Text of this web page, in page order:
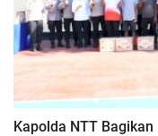
Kapolda NTT